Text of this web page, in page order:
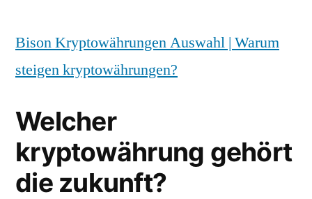
Bison Kryptowährungen Auswahl | Warum
steigen kryptowährungen?
Welcher
kryptowährung gehört
die zukunft?